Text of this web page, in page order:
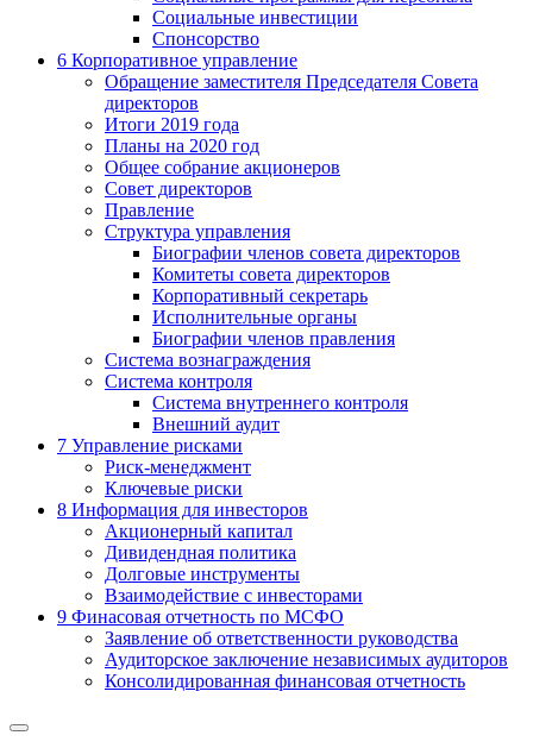
Социальные инвестиции
Спонсорство
6 Корпоративное управление
Обращение заместителя Председателя Совета
директоров
Итоги 2019 года
Планы на 2020 год
Общее собрание акционеров
Совет директоров
Правление
Структура управления
Биографии членов совета директоров
Комитеты совета директоров
Корпоративный секретарь
Исполнительные органы
Биографии членов правления
Система вознаграждения
Система контроля
Система внутреннего контроля
Внешний аудит
7 Управление рисками
Риск-менеджмент
Ключевые риски
8 Информация для инвесторов
Акционерный капитал
Дивидендная политика
Долговые инструменты
Взаимодействие с инвеcторами
9 Финасовая отчетность по МСФО
Заявление об ответственности руководства
Аудиторское заключение независимых аудиторов
Консолидированная финансовая отчетность